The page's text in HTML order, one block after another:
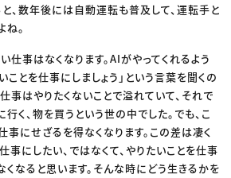
と、数年後には自動運転も普及して、運転手と
ね。
仕事はなくなります。AIがやってくれるよう
ことを仕事にしましょう」という言葉を聞くの
事はやりたくないことで溢れていて、それで
く、物を買うという世の中でした。でも、こ
事にせざるを得なくなります。この差は凄く
事にしたい、ではなくて、やりたいことを仕事
くなると思います。そんな時にどう生きるかを